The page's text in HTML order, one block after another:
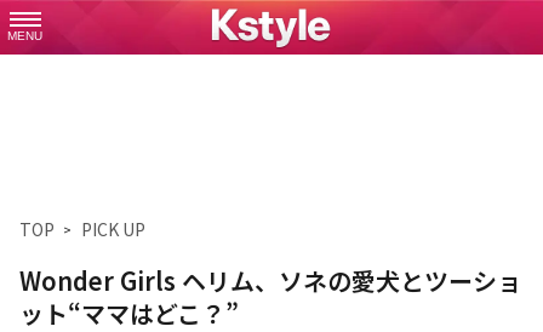
MENU
TOP PICK UP
Wonder Girls ヘリム、ソネの愛犬とツーショ
ット“ママはどこ？”